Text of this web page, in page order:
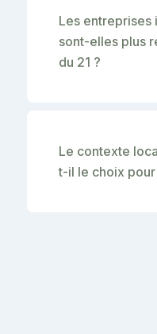
Les entreprises
sont-elles plus
du 21 ?
Le contexte
t-il le choix